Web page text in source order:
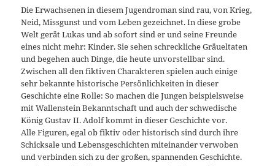
Die Erwachsenen in diesem Jugendroman sind rau, von Krieg,
Neid, Missgunst und vom Leben gezeichnet. In diese grobe
Welt gerät Lukas und ab sofort sind er und seine Freunde
eines nicht mehr: Kinder. Sie sehen schreckliche Gräueltaten
und begehen auch Dinge, die heute unvorstellbar sind.
Zwischen all den fiktiven Charakteren spielen auch einige
sehr bekannte historische Persönlichkeiten in dieser
Geschichte eine Rolle: So machen die Jungen beispielsweise
mit Wallenstein Bekanntschaft und auch der schwedische
König Gustav II. Adolf kommt in dieser Geschichte vor.
Alle Figuren, egal ob fiktiv oder historisch sind durch ihre
Schicksale und Lebensgeschichten miteinander verwoben
und verbinden sich zu der großen, spannenden Geschichte.